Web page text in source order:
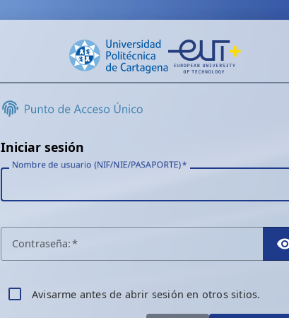
Iniciar sesión
Nombre de usuario (NIF/NIE/PASAPORTE)
Contraseña:
Avisarme antes de abrir sesión en otros sitios.